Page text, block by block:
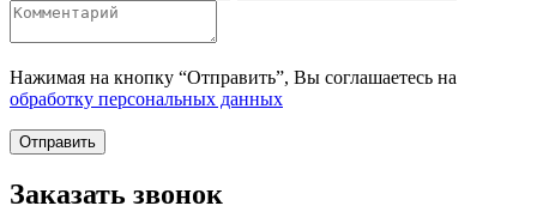
Нажимая на кнопку “Отправить”, Вы соглашаетесь на
обработку персональных данных
Отправить
Заказать звонок